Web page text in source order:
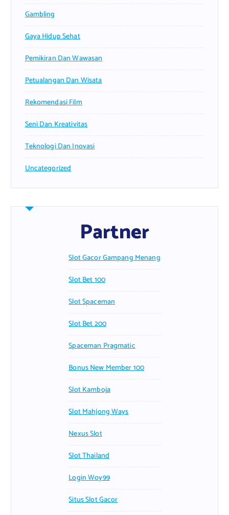
Gambling
Gaya Hidup Sehat
Pemikiran Dan Wawasan
Petualangan Dan Wisata
Rekomendasi Film
Seni Dan Kreativitas
Teknologi Dan Inovasi
Uncategorized
Partner
Slot Gacor Gampang Menang
Slot Bet 100
Slot Spaceman
Slot Bet 200
Spaceman Pragmatic
Bonus New Member 100
Slot Kamboja
Slot Mahjong Ways
Nexus Slot
Slot Thailand
Login Woy99
Situs Slot Gacor